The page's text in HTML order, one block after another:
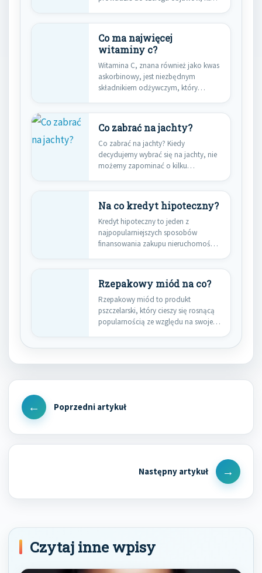
Co ma najwięcej
witaminy c?
Witamina C, znana również jako kwas
askorbinowy, jest niezbędnym
składnikiem odżywczym, który
Co zabrać na jachty?
Co zabrać na jachty? Kiedy
decydujemy wybrać się na jachty, nie
możemy zapominać o kilku…
Na co kredyt hipoteczny?
Kredyt hipoteczny to jeden z
najpopularniejszych sposobów
finansowania zakupu nieruchomości
Rzepakowy miód na co?
Rzepakowy miód to produkt
pszczelarski, który cieszy się rosnącą
popularnością ze względu na swoje
Nawigacja
wpisu
Previous
Next
Post
Czytaj inne wpisy